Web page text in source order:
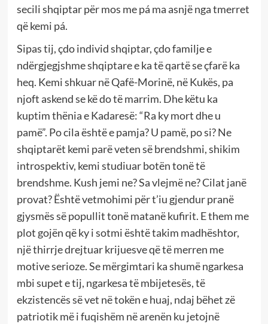
secili shqiptar për mos me pá ma asnjë nga tmerret
që kemi pá.
Sipas tij, çdo individ shqiptar, çdo familje e
ndërgjegjshme shqiptare e ka të qartë se çfarë ka
heq. Kemi shkuar në Qafë-Morinë, në Kukës, pa
njoft askend se kë do të marrim. Dhe këtu ka
kuptim thënia e Kadaresë: “Ra ky mort dhe u
pamë”. Po cila është e pamja? U pamë, po si? Ne
shqiptarët kemi parë veten së brendshmi, shikim
introspektiv, kemi studiuar botën tonë të
brendshme. Kush jemi ne? Sa vlejmë ne? Cilat janë
provat? Është vetmohimi për t’iu gjendur pranë
gjysmës së popullit tonë matanë kufirit. E them me
plot gojën që ky i sotmi është takim madhështor,
një thirrje drejtuar krijuesve që të merren me
motive serioze. Se mërgimtari ka shumë ngarkesa
mbi supet e tij, ngarkesa të mbijetesës, të
ekzistencës së vet në tokën e huaj, ndaj bëhet zë
patriotik më i fuqishëm në arenën ku jetojnë